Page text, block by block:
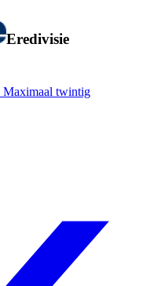
Eredivisie
Maximaal twintig